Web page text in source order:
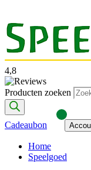
4,8
Producten zoeken
Cadeaubon
Home
Speelgoed